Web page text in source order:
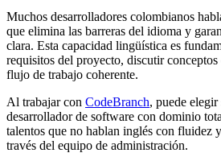
Muchos desarrolladores colombianos
que elimina las barreras del idioma y
clara. Esta capacidad lingüística es
requisitos del proyecto, discutir
flujo de trabajo coherente.
Al trabajar con CodeBranch, puede elegir
desarrollador de software con dominio
talentos que no hablan inglés con fluidez
través del equipo de administración.